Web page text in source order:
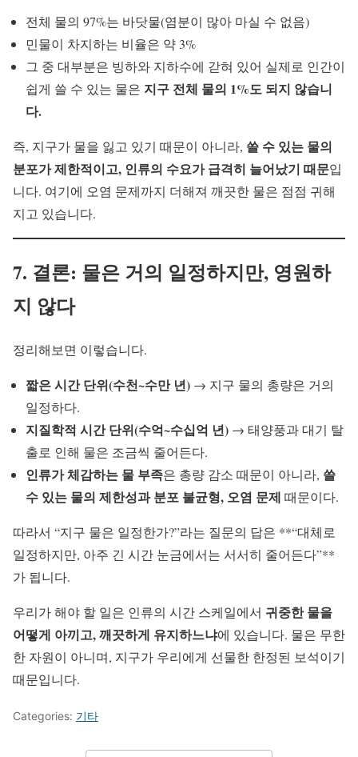
전체 물의 97%는 바닷물(염분이 많아 마실 수 없음)
민물이 차지하는 비율은 약 3%
그 중 대부분은 빙하와 지하수에 갇혀 있어 실제로 인간이
쉽게 쓸 수 있는 물은 지구 전체 물의 1%도 되지 않습니
다.
즉, 지구가 물을 잃고 있기 때문이 아니라, 쓸 수 있는 물의
분포가 제한적이고, 인류의 수요가 급격히 늘어났기 때문입
니다. 여기에 오염 문제까지 더해져 깨끗한 물은 점점 귀해
지고 있습니다.
7. 결론: 물은 거의 일정하지만, 영원하
지 않다
정리해보면 이렇습니다.
짧은 시간 단위(수천~수만 년) → 지구 물의 총량은 거의
일정하다.
지질학적 시간 단위(수억~수십억 년) → 태양풍과 대기 탈
출로 인해 물은 조금씩 줄어든다.
인류가 체감하는 물 부족은 총량 감소 때문이 아니라, 쓸
수 있는 물의 제한성과 분포 불균형, 오염 문제 때문이다.
따라서 “지구 물은 일정한가?”라는 질문의 답은 **“대체로
일정하지만, 아주 긴 시간 눈금에서는 서서히 줄어든다”**
가 됩니다.
우리가 해야 할 일은 인류의 시간 스케일에서 귀중한 물을
어떻게 아끼고, 깨끗하게 유지하느냐에 있습니다. 물은 무한
한 자원이 아니며, 지구가 우리에게 선물한 한정된 보석이기
때문입니다.
Categories: 기타